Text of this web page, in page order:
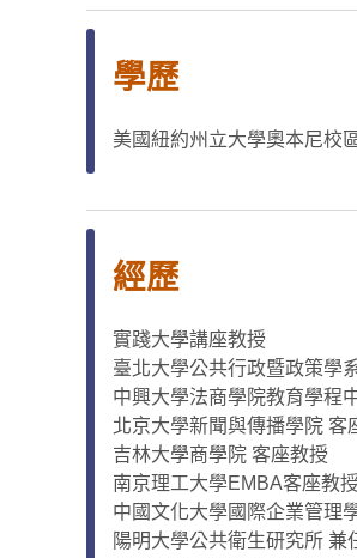
學歷
美國紐約州立大學奧本尼校
經歷
實踐大學講座教授
臺北大學公共行政暨政策學
中興大學法商學院教育學程
北京大學新聞與傳播學院 客
吉林大學商學院 客座教授
南京理工大學EMBA客座教授
中國文化大學國際企業管理
陽明大學公共衛生研究所 兼